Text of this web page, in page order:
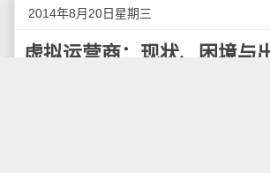
2014年8月20日星期三
虚拟运营商：现状、困境与